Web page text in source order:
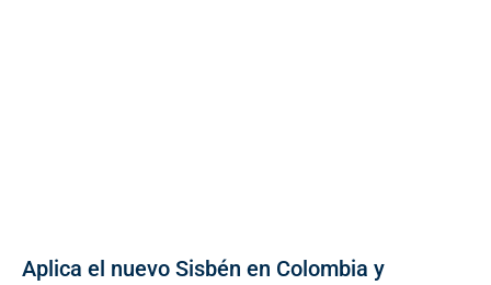
Aplica el nuevo Sisbén en Colombia y